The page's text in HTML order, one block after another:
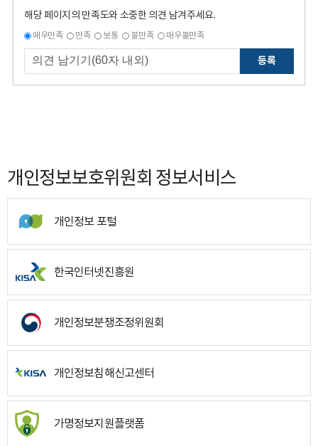
해당 페이지의 만족도와 소중한 의견 남겨주세요.
매우만족 만족 보통 불만족 매우불만족
등록
개인정보보호위원회 정보서비스
개인정보 포털
한국인터넷진흥원
개인정보분쟁조정위원회
개인정보침해신고센터
가명정보지원플랫폼